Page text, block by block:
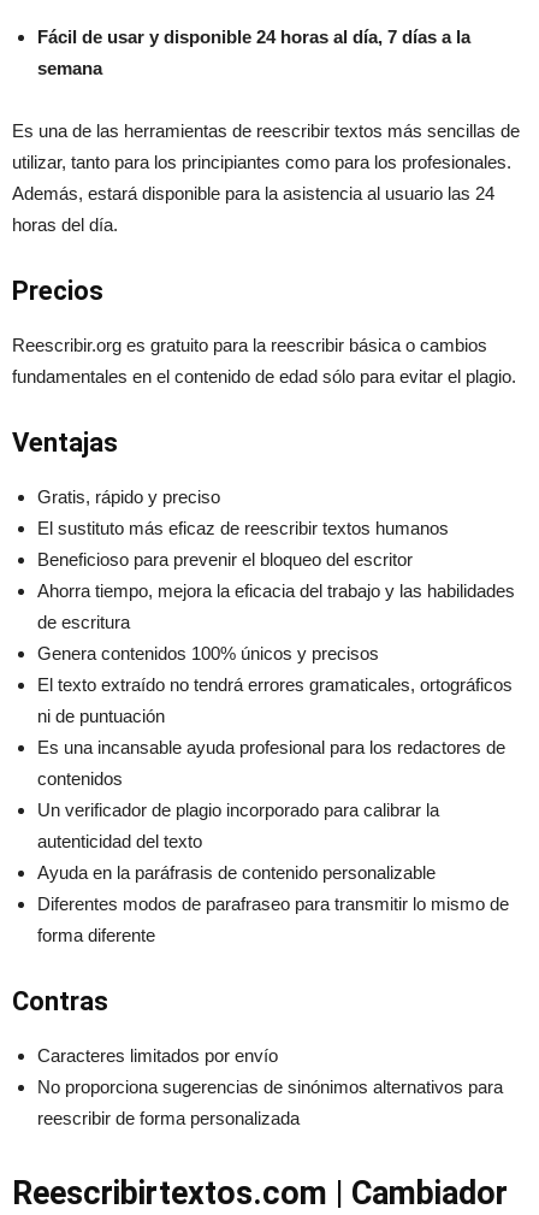
Fácil de usar y disponible 24 horas al día, 7 días a la
semana
Es una de las herramientas de reescribir textos más sencillas de
utilizar, tanto para los principiantes como para los profesionales.
Además, estará disponible para la asistencia al usuario las 24
horas del día.
Precios
Reescribir.org es gratuito para la reescribir básica o cambios
fundamentales en el contenido de edad sólo para evitar el plagio.
Ventajas
Gratis, rápido y preciso
El sustituto más eficaz de reescribir textos humanos
Beneficioso para prevenir el bloqueo del escritor
Ahorra tiempo, mejora la eficacia del trabajo y las habilidades
de escritura
Genera contenidos 100% únicos y precisos
El texto extraído no tendrá errores gramaticales, ortográficos
ni de puntuación
Es una incansable ayuda profesional para los redactores de
contenidos
Un verificador de plagio incorporado para calibrar la
autenticidad del texto
Ayuda en la paráfrasis de contenido personalizable
Diferentes modos de parafraseo para transmitir lo mismo de
forma diferente
Contras
Caracteres limitados por envío
No proporciona sugerencias de sinónimos alternativos para
reescribir de forma personalizada
Reescribirtextos.com | Cambiador